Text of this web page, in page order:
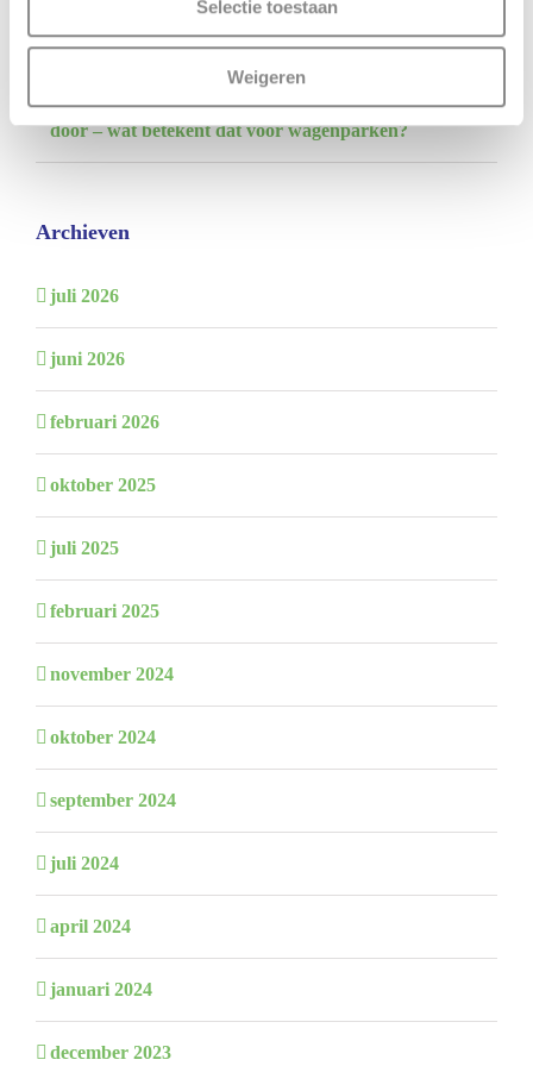
Selectie toestaan
Weigeren
Q1 2026: minder registraties, maar elektrificatie zet
door – wat betekent dat voor wagenparken?
Archieven
juli 2026
juni 2026
februari 2026
oktober 2025
juli 2025
februari 2025
november 2024
oktober 2024
september 2024
juli 2024
april 2024
januari 2024
december 2023